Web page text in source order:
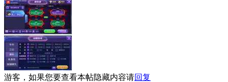
游客，如果您要查看本帖隐藏内容请回复